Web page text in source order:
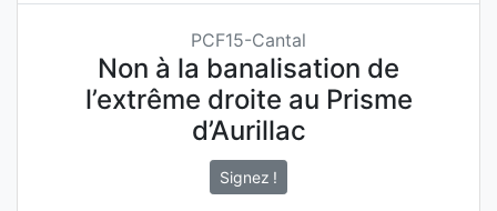
PCF15-Cantal
Non à la banalisation de
l’extrême droite au Prisme
d’Aurillac
Signez !